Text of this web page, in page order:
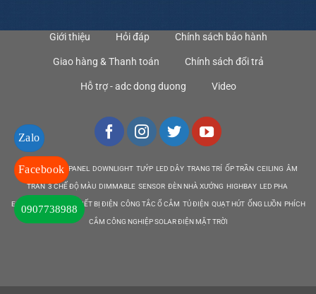
Giới thiệu Hỏi đáp Chính sách bảo hành
Giao hàng & Thanh toán Chính sách đổi trả
Hỗ trợ - adc dong duong Video
DEN LED BULB PANEL DOWNLIGHT TUÝP LED DÂY TRANG TRÍ ỐP TRẦN CEILING ÂM
TRẦN 3 CHẾ ĐỘ MÀU DIMMABLE SENSOR ĐÈN NHÀ XƯỞNG HIGHBAY LED PHA
EMERGENCY EXIT THIẾT BỊ ĐIỆN CÔNG TẮC Ổ CẮM TỦ ĐIỆN QUẠT HÚT ỐNG LUỒN PHÍCH
CẮM CÔNG NGHIỆP SOLAR ĐIỆN MẶT TRỜI
Zalo
Facebook
0907738988